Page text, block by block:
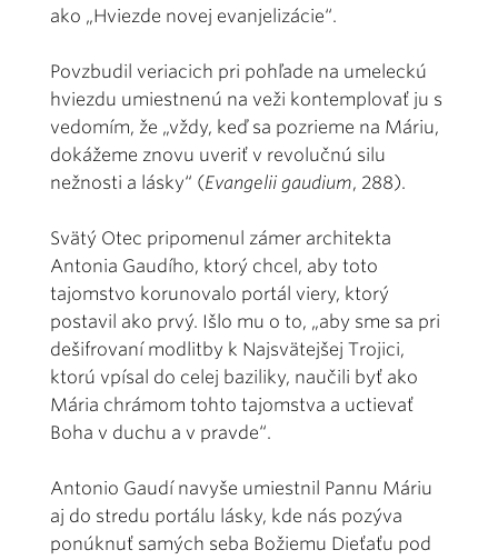
ako „Hviezde novej evanjelizácie“.
Povzbudil veriacich pri pohľade na umeleckú
hviezdu umiestnenú na veži kontemplovať ju s
vedomím, že „vždy, keď sa pozrieme na Máriu,
dokážeme znovu uveriť v revolučnú silu
nežnosti a lásky“ (Evangelii gaudium, 288).
Svätý Otec pripomenul zámer architekta
Antonia Gaudího, ktorý chcel, aby toto
tajomstvo korunovalo portál viery, ktorý
postavil ako prvý. Išlo mu o to, „aby sme sa pri
dešifrovaní modlitby k Najsvätejšej Trojici,
ktorú vpísal do celej baziliky, naučili byť ako
Mária chrámom tohto tajomstva a uctievať
Boha v duchu a v pravde“.
Antonio Gaudí navyše umiestnil Pannu Máriu
aj do stredu portálu lásky, kde nás pozýva
ponúknuť samých seba Božiemu Dieťaťu pod